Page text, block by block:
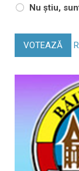
Nu știu,
VOTEAZĂ